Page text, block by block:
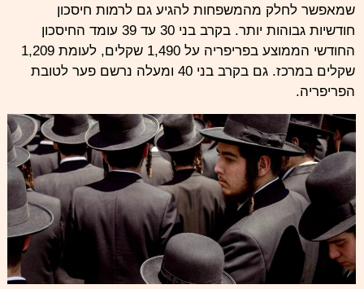
שמאפשר לחלק מהמשפחות להגיע גם לרמות חיסכון
חודשיות גבוהות יותר. בקרב בני 30 עד 39 עומד החיסכון
החודשי הממוצע בפריפריה על 1,490 שקלים, לעומת 1,209
שקלים במרכז. גם בקרב בני 40 ומעלה נרשם פער לטובת
הפריפריה.